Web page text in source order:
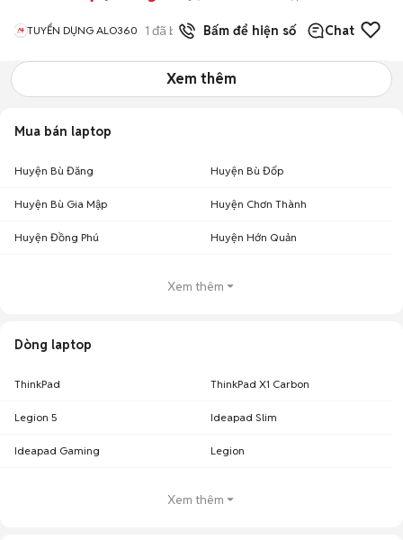
TUYỂN DỤNG ALO360 1 đã bán Bấm để hiện số Chat
Xem thêm
Mua bán laptop
Huyện Bù Đăng Huyện Bù Đốp
Huyện Bù Gia Mập Huyện Chơn Thành
Huyện Đồng Phú Huyện Hớn Quản
Xem thêm
Dòng laptop
ThinkPad ThinkPad X1 Carbon
Legion 5 Ideapad Slim
Ideapad Gaming Legion
Xem thêm